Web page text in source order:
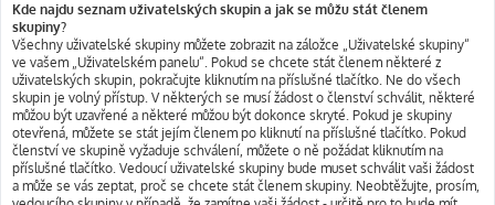
Kde najdu seznam uživatelských skupin a jak se můžu stát členem
skupiny?
Všechny uživatelské skupiny můžete zobrazit na záložce „Uživatelské skupiny“
ve vašem „Uživatelském panelu“. Pokud se chcete stát členem některé z
uživatelských skupin, pokračujte kliknutím na příslušné tlačítko. Ne do všech
skupin je volný přístup. V některých se musí žádost o členství schválit, některé
můžou být uzavřené a některé můžou být dokonce skryté. Pokud je skupiny
otevřená, můžete se stát jejím členem po kliknutí na příslušné tlačítko. Pokud
členství ve skupině vyžaduje schválení, můžete o ně požádat kliknutím na
příslušné tlačítko. Vedoucí uživatelské skupiny bude muset schválit vaši žádost
a může se vás zeptat, proč se chcete stát členem skupiny. Neobtěžujte, prosím,